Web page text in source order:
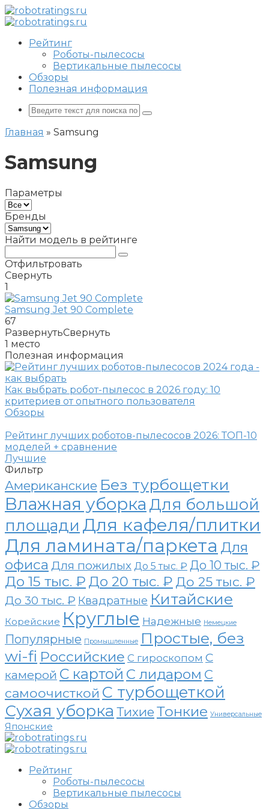
Перейти
к
Рейтинг
Роботы-пылесосы
Вертикальные пылесосы
Обзоры
Полезная информация
Поиск:
Главная » Samsung
Samsung
Параметры
Бренды
Найти модель в рейтинге
Отфильтровать
Свернуть
1
Samsung Jet 90 Complete
67
РазвернутьСвернуть
1 место
Полезная информация
Как выбрать робот-пылесос в 2026 году: 10
критериев от опытного пользователя
Обзоры
Рейтинг лучших роботов-пылесосов 2026: ТОП-10
моделей + сравнение
Лучшие
Фильтр
Американские Без турбощетки
Влажная уборка Для большой
площади Для кафеля/плитки
Для ламината/паркета Для
офиса Для пожилых До 5 тыс. ₽ До 10 тыс. ₽
До 15 тыс. ₽ До 20 тыс. ₽ До 25 тыс. ₽
До 30 тыс. ₽ Квадратные Китайские
Корейские Круглые Надежные Немецкие
Популярные Промышленные Простые, без
wi-fi Российские С гироскопом С
камерой С картой С лидаром С
самоочисткой С турбощеткой
Сухая уборка Тихие Тонкие Универсальные
Японские
Рейтинг
Роботы-пылесосы
Вертикальные пылесосы
Обзоры